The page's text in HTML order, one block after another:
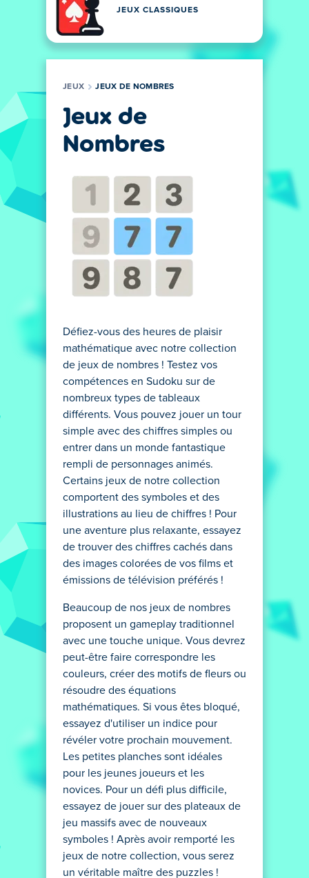
JEUX CLASSIQUES
JEUX JEUX DE NOMBRES
Jeux de
Nombres
Défiez-vous des heures de plaisir
mathématique avec notre collection
de jeux de nombres ! Testez vos
compétences en Sudoku sur de
nombreux types de tableaux
différents. Vous pouvez jouer un tour
simple avec des chiffres simples ou
entrer dans un monde fantastique
rempli de personnages animés.
Certains jeux de notre collection
comportent des symboles et des
illustrations au lieu de chiffres ! Pour
une aventure plus relaxante, essayez
de trouver des chiffres cachés dans
des images colorées de vos films et
émissions de télévision préférés !
Beaucoup de nos jeux de nombres
proposent un gameplay traditionnel
avec une touche unique. Vous devrez
peut-être faire correspondre les
couleurs, créer des motifs de fleurs ou
résoudre des équations
mathématiques. Si vous êtes bloqué,
essayez d'utiliser un indice pour
révéler votre prochain mouvement.
Les petites planches sont idéales
pour les jeunes joueurs et les
novices. Pour un défi plus difficile,
essayez de jouer sur des plateaux de
jeu massifs avec de nouveaux
symboles ! Après avoir remporté les
jeux de notre collection, vous serez
un véritable maître des puzzles !